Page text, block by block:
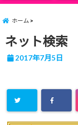
ホーム
ネット検索
2017年7月5日